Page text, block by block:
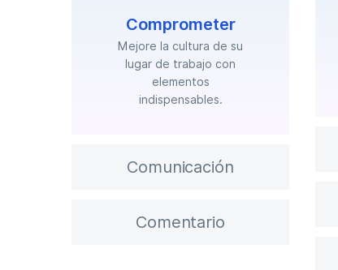
Comprometer
Mejore la cultura de su
lugar de trabajo con
elementos
indispensables.
Comunicación
Comentario